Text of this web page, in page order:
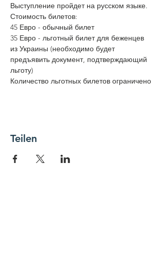
Выступление пройдет на русском языке.
Стоимость билетов:
45 Евро - обычный билет
35 Евро - льготный билет для беженцев
из Украины (необходимо будет
предъявить документ, подтверждающий
льготу)
Количество льготных билетов ограничено
Teilen